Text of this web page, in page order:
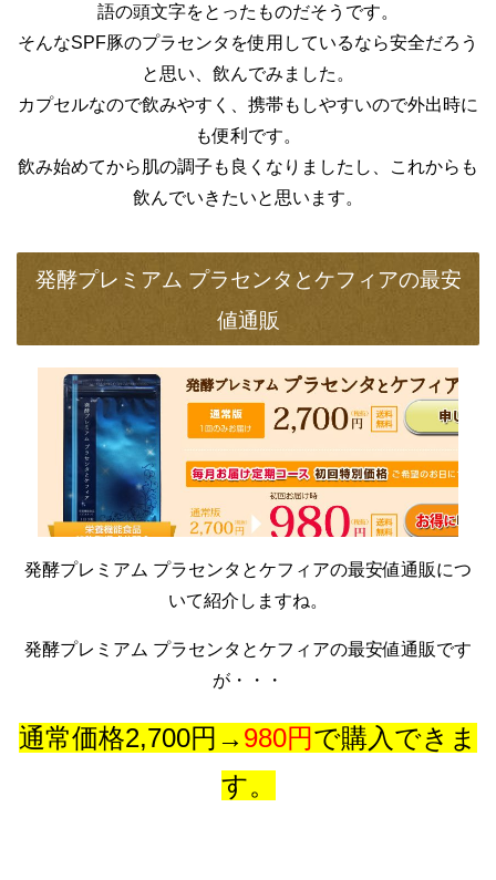
語の頭文字をとったものだそうです。
そんなSPF豚のプラセンタを使用しているなら安全だろう
と思い、飲んでみました。
カプセルなので飲みやすく、携帯もしやすいので外出時に
も便利です。
飲み始めてから肌の調子も良くなりましたし、これからも
飲んでいきたいと思います。
発酵プレミアム プラセンタとケフィアの最安
値通販
発酵プレミアム プラセンタとケフィアの最安値通販につ
いて紹介しますね。
発酵プレミアム プラセンタとケフィアの最安値通販です
が・・・
通常価格2,700円→ 980円で購入できま
す。